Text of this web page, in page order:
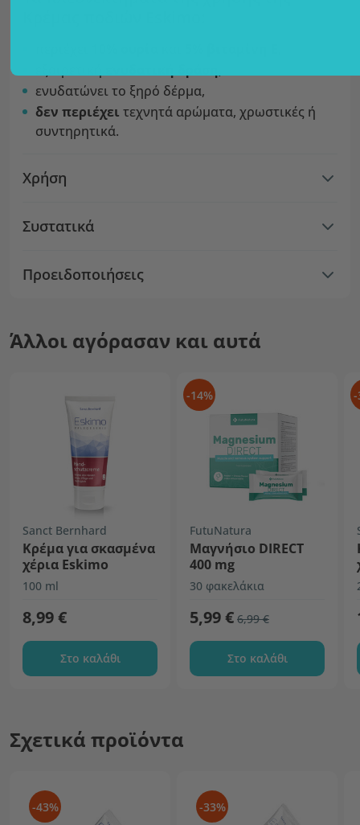
ενυδατώνει το ξηρό δέρμα,
δεν περιέχει τεχνητά αρώματα, χρωστικές ή
συντηρητικά.
Χρήση
Συστατικά
Προειδοποιήσεις
Άλλοι αγόρασαν και αυτά
Sanct Bernhard
Κρέμα για σκασμένα
χέρια Eskimo
100 ml
8,99 €
Στο καλάθι
-14%
FutuNatura
Μαγνήσιο DIRECT
400 mg
30 φακελάκια
5,99 € 6,99 €
Στο καλάθι
-
Σχετικά προϊόντα
-43% -33%